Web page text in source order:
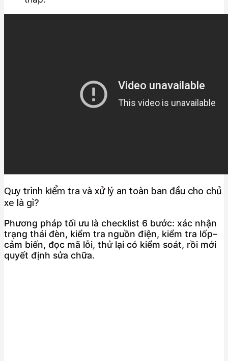
Quy trình kiểm tra và xử lý an toàn ban đầu cho chủ
xe là gì?
Phương pháp tối ưu là checklist 6 bước: xác nhận
trạng thái đèn, kiểm tra nguồn điện, kiểm tra lốp–
cảm biến, đọc mã lỗi, thử lại có kiểm soát, rồi mới
quyết định sửa chữa.